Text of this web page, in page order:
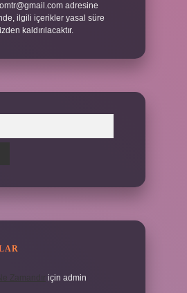
adresine
ilgili içerikler yasal süre
kaldırılacaktır.
için admin